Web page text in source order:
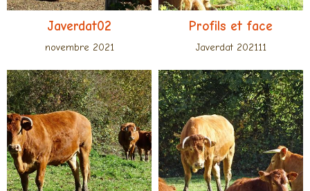
Javerdat02
novembre 2021
Profils et face
Javerdat 202111